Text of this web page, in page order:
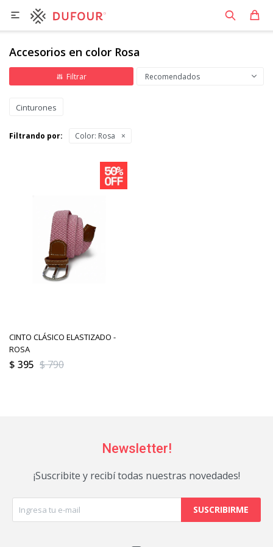

Accesorios en color Rosa
Recomendados
Cinturones
Filtrando por: Color: Rosa
CINTO CLÁSICO ELASTIZADO -
ROSA
$ 395 $790
Newsletter!
¡Suscribite y recibí todas nuestras novedades!
SUSCRIBIRME